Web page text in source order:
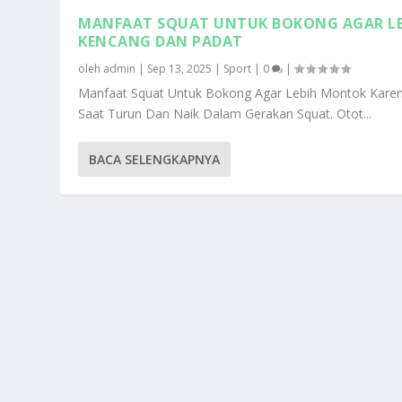
MANFAAT SQUAT UNTUK BOKONG AGAR
KENCANG DAN PADAT
oleh admin | Sep 13, 2025 | Sport | 0 |
Manfaat Squat Untuk Bokong Agar Lebih Montok
Saat Turun Dan Naik Dalam Gerakan Squat. Otot...
BACA SELENGKAPNYA